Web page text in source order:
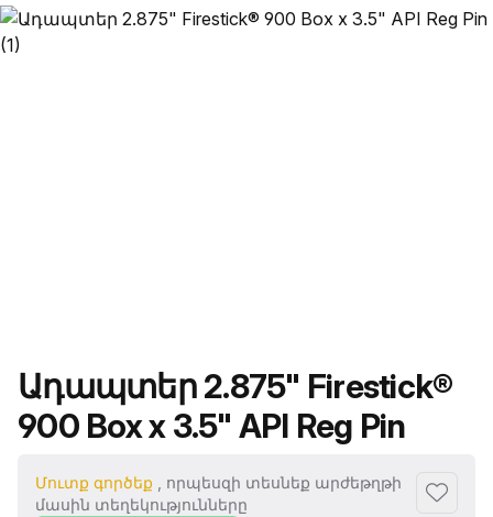
Ապրանքի անվանումը
Ադապտեր 2.875" Firestick®
900 Box x 3.5" API Reg Pin
Մուտք գործեք , որպեսզի տեսնեք արժեթղթի
մասին տեղեկությունները